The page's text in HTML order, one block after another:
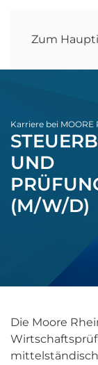
Zum
Karriere bei
UND
(M/W/D)
Die Moore